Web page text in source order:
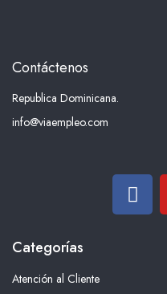
Contáctenos
Republica Dominicana.
info@viaempleo.com
Categorías
Atención al Cliente